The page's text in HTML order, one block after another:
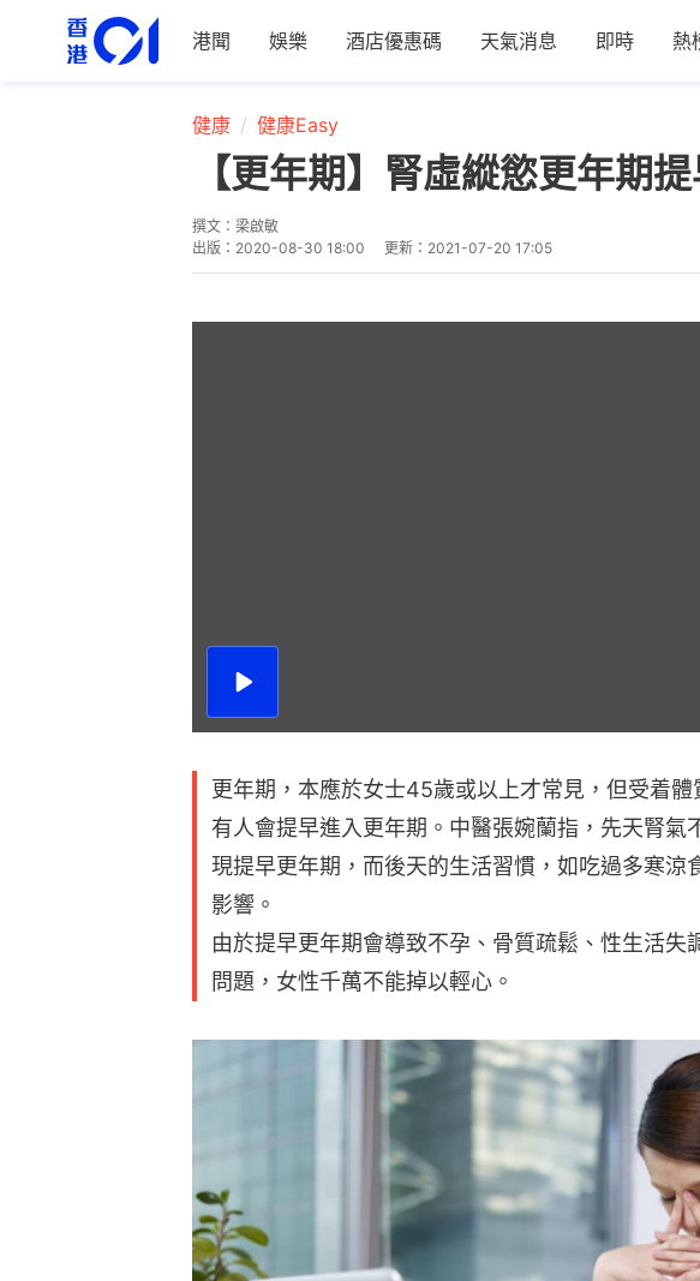
港聞 娛樂 酒店優惠碼 天氣消息 即時 熱
健康 健康Easy
【更年期】腎虛縱慾更年期
撰文： 梁啟敏
出版： 2020-08-30 18:00 更新： 2021-07-20 17:05
播
更年期，本應於女士45歲或以上才常見，但受着
有人會提早進入更年期。中醫張婉蘭指，先天腎氣
現提早更年期，而後天的生活習慣，如吃過多寒涼
影響。
由於提早更年期會導致不孕、骨質疏鬆、性生活失
問題，女性千萬不能掉以輕心。